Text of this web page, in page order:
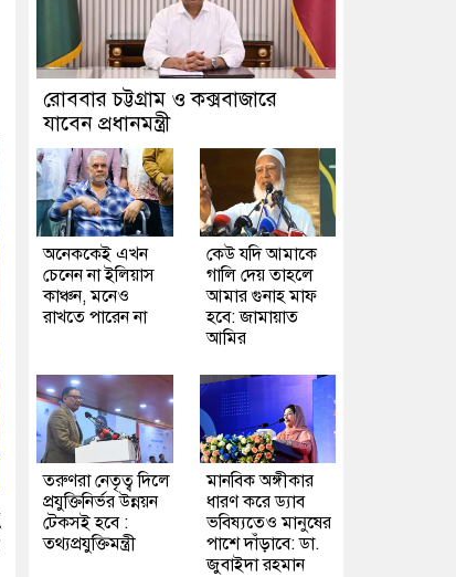
রোববার চট্টগ্রাম ও কক্সবাজারে
যাবেন প্রধানমন্ত্রী
অনেককেই এখন
চেনেন না ইলিয়াস
কাঞ্চন, মনেও
রাখতে পারেন না
কেউ যদি আমাকে
গালি দেয় তাহলে
আমার গুনাহ মাফ
হবে: জামায়াত
আমির
তরুণরা নেতৃত্ব দিলে
প্রযুক্তিনির্ভর উন্নয়ন
টেকসই হবে :
তথ্যপ্রযুক্তিমন্ত্রী
মানবিক অঙ্গীকার
ধারণ করে ড্যাব
ভবিষ্যতেও মানুষের
পাশে দাঁড়াবে: ডা.
জুবাইদা রহমান